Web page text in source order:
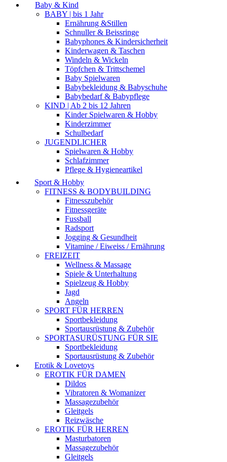
Baby & Kind
BABY | bis 1 Jahr
Ernährung &Stillen
Schnuller & Beissringe
Babyphones & Kindersicherheit
Kinderwagen & Taschen
Windeln & Wickeln
Töpfchen & Trittschemel
Baby Spielwaren
Babybekleidung & Babyschuhe
Babybedarf & Babypflege
KIND | Ab 2 bis 12 Jahren
Kinder Spielwaren & Hobby
Kinderzimmer
Schulbedarf
JUGENDLICHER
Spielwaren & Hobby
Schlafzimmer
Pflege & Hygieneartikel
Sport & Hobby
FITNESS & BODYBUILDING
Fitnesszubehör
Fitnessgeräte
Fussball
Radsport
Jogging & Gesundheit
Vitamine / Eiweiss / Ernährung
FREIZEIT
Wellness & Massage
Spiele & Unterhaltung
Spielzeug & Hobby
Jagd
Angeln
SPORT FÜR HERREN
Sportbekleidung
Sportausrüstung & Zubehör
SPORTASURÜSTUNG FÜR SIE
Sportbekleidung
Sportausrüstung & Zubehör
Erotik & Lovetoys
EROTIK FÜR DAMEN
Dildos
Vibratoren & Womanizer
Massagezubehör
Gleitgels
Reizwäsche
EROTIK FÜR HERREN
Masturbatoren
Massagezubehör
Gleitgels